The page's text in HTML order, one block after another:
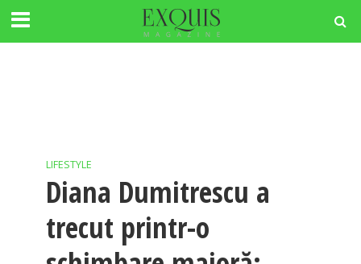
LIFESTYLE
Diana Dumitrescu a
trecut printr-o